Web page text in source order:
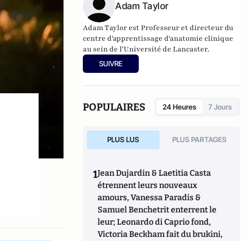
Adam Taylor
Adam Taylor est Professeur et directeur du
centre d'apprentissage d'anatomie clinique
au sein de l'Université de Lancaster.
SUIVRE
POPULAIRES 24 Heures 7 Jours
PLUS LUS PLUS PARTAGES
1Jean Dujardin & Laetitia Casta
étrennent leurs nouveaux
amours, Vanessa Paradis &
Samuel Benchetrit enterrent le
leur; Leonardo di Caprio fond,
Victoria Beckham fait du brukini,